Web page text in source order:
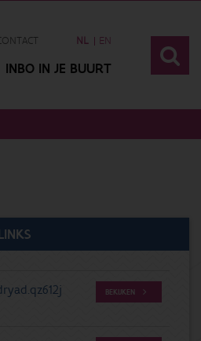
NL EN
INBO IN JE BUURT
BEKIJKEN